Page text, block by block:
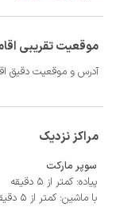
موقعیت تقریبی
آدرس و موقعیت دقیق
مراکز نزدیک
سوپر مارکت
پیاده: کمتر از 5 دقیقه
با ماشین: کمتر از 5 دقیقه